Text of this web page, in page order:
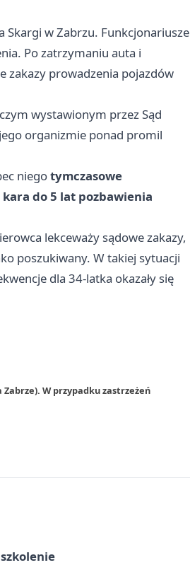
Skargi w Zabrzu. Funkcjonariusze
Po zatrzymaniu auta i
zakazy prowadzenia pojazdów
wystawionym przez Sąd
organizmie ponad promil
niegotymczasowe
kara do 5 lat pozbawienia
lekceważy sądowe zakazy,
poszukiwany. W takiej sytuacji
dla 34-latka okazały się
W przypadku zastrzeżeń